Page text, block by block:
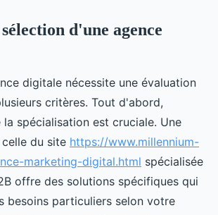
d'une agence
digitale nécessite une évaluation
critères. Tout d'abord,
spécialisation est cruciale. Une
du site https://www.millennium-
marketing-digital.html spécialisée
offre des solutions spécifiques qui
besoins particuliers selon votre